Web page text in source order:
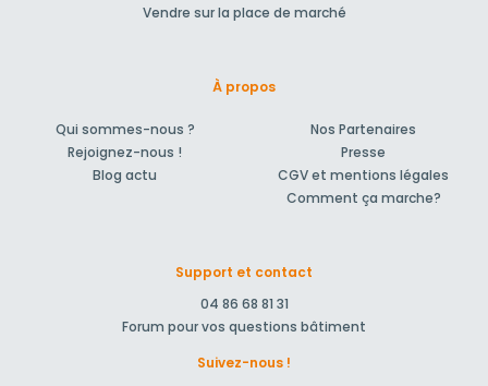
Vendre sur la place de marché
À propos
Qui sommes-nous ?
Rejoignez-nous !
Blog actu
Nos Partenaires
Presse
CGV et mentions légales
Comment ça marche?
Support et contact
04 86 68 81 31
Forum pour vos questions bâtiment
Suivez-nous !